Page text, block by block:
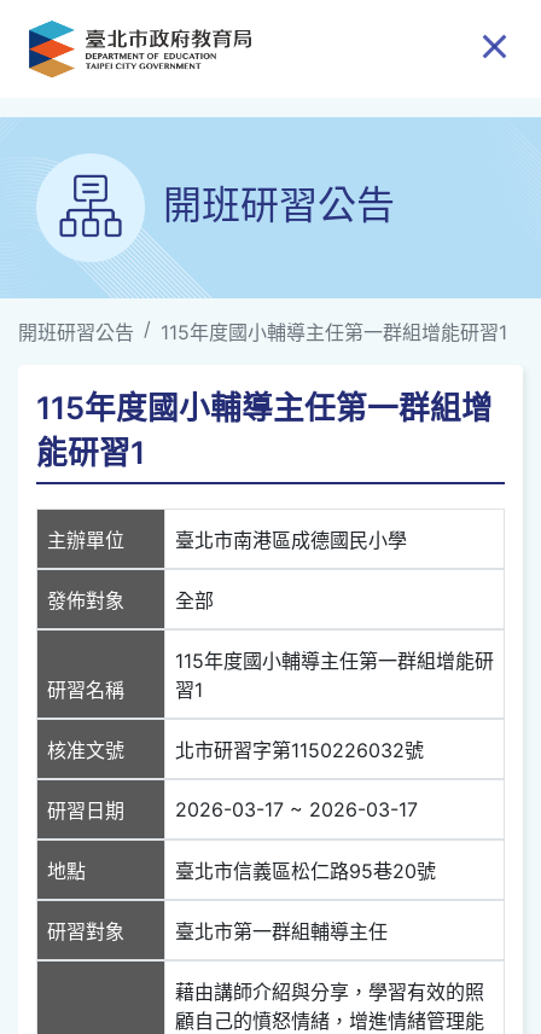
跳到主要內容
開班研習公告
開班研習公告 115年度國小輔導主任第一群組增能研習1
115年度國小輔導主任第一群組增
能研習1
主辦單位 臺北市南港區成德國民小學
發佈對象 全部
研習名稱
115年度國小輔導主任第一群組增能研
習1
核准文號 北市研習字第1150226032號
研習日期 2026-03-17 ~ 2026-03-17
地點 臺北市信義區松仁路95巷20號
研習對象 臺北市第一群組輔導主任
藉由講師介紹與分享，學習有效的照
顧自己的憤怒情緒，增進情緒管理能